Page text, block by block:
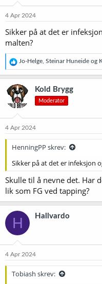
e
:
4 Apr 2024
Sikker på at det er
malten?
R
e
a
k
s
j
o
e
Jo-Helge Steinar Huneide og
Kold Brygg
Moderator
4 Apr 2024
HenningPP skrev:
Sikker på at det er infeksjon
Skulle til å nevne det. Har
lik som FG ved tapping?
H Hallvardo
4 Apr 2024
Tobiash skrev: